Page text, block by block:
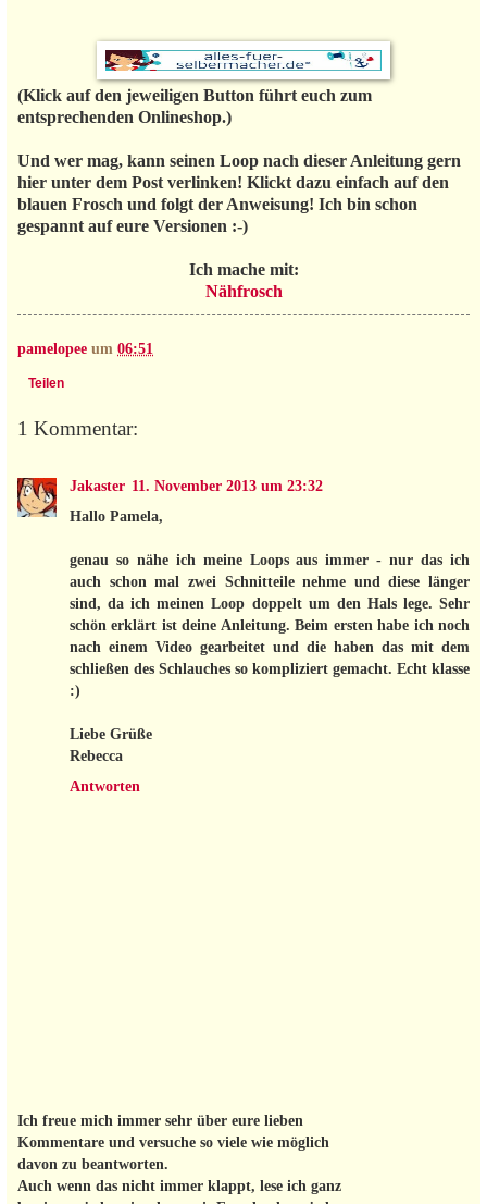
(Klick auf den jeweiligen Button führt euch zum
entsprechenden Onlineshop.)
Und wer mag, kann seinen Loop nach dieser Anleitung gern
hier unter dem Post verlinken! Klickt dazu einfach auf den
blauen Frosch und folgt der Anweisung! Ich bin schon
gespannt auf eure Versionen :-)
Ich mache mit:
Nähfrosch
pamelopee um 06:51
Teilen
1 Kommentar:
Jakaster 11. November 2013 um 23:32
Hallo Pamela,
genau so nähe ich meine Loops aus immer - nur das ich
auch schon mal zwei Schnitteile nehme und diese länger
sind, da ich meinen Loop doppelt um den Hals lege. Sehr
schön erklärt ist deine Anleitung. Beim ersten habe ich noch
nach einem Video gearbeitet und die haben das mit dem
schließen des Schlauches so kompliziert gemacht. Echt klasse
:)
Liebe Grüße
Rebecca
Antworten
Ich freue mich immer sehr über eure lieben
Kommentare und versuche so viele wie möglich
davon zu beantworten.
Auch wenn das nicht immer klappt, lese ich ganz